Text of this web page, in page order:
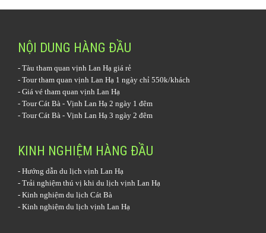
NỘI DUNG HÀNG ĐẦU
- Tàu tham quan vịnh Lan Hạ giá rẻ
- Tour tham quan vịnh Lan Hạ 1 ngày chỉ 550k/khách
- Giá vé tham quan vịnh Lan Hạ
- Tour Cát Bà - Vịnh Lan Hạ 2 ngày 1 đêm
- Tour Cát Bà - Vịnh Lan Hạ 3 ngày 2 đêm
KINH NGHIỆM HÀNG ĐẦU
- Hướng dẫn du lịch vịnh Lan Hạ
- Trải nghiệm thú vị khi du lịch vịnh Lan Hạ
- Kinh nghiệm du lịch Cát Bà
- Kinh nghiệm du lịch vịnh Lan Hạ